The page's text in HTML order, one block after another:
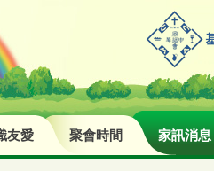
友愛 聚會時間 家訊消息